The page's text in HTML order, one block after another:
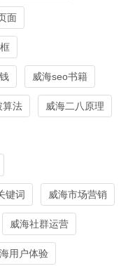
面
威海seo书籍
算法 威海二八原理
键词 威海市场营销
威海社群运营
用户体验